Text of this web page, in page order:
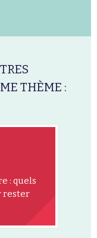
THÈME :
: quels
rester